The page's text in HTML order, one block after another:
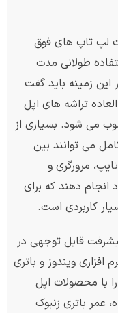
لپ تاپ های فوق
طولانی مدت
زمینه باید گفت
تراشه های اپل
می شود. بسیاری از
می توانند بین
مرورگری و
انجام دهند که برای
کاربردی است.
قابل توجهی در
افزاری ویندوز و باتری
با محصولات اپل
عمر باتری زنبوک